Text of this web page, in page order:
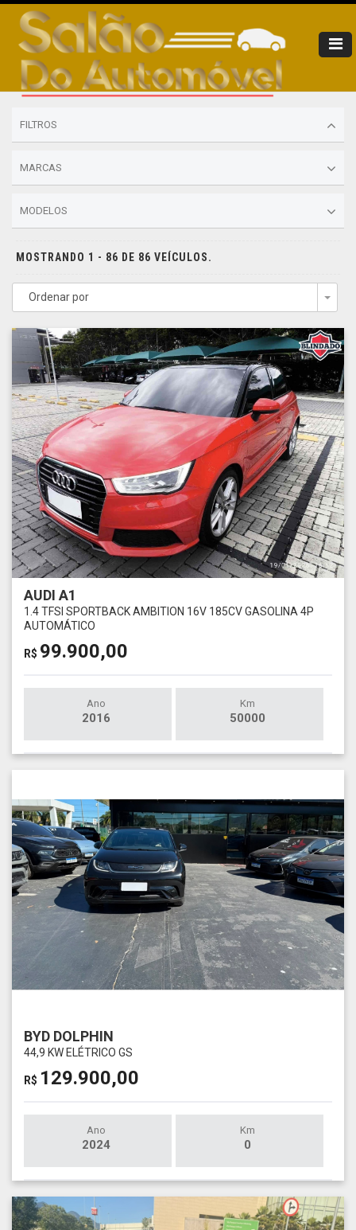
FILTROS
MARCAS
MODELOS
MOSTRANDO 1 - 86 DE 86 VEÍCULOS.
Ordenar por
AUDI A1
1.4 TFSI SPORTBACK AMBITION 16V 185CV GASOLINA 4P
AUTOMÁTICO
R$ 99.900,00
Ano
2016
Km
50000
BYD DOLPHIN
44,9 KW ELÉTRICO GS
R$ 129.900,00
Ano
2024
Km
0